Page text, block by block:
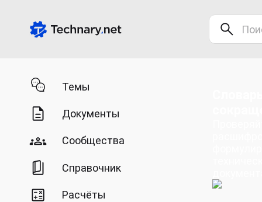
Темы
Документы
Сообщества
Справочник
Расчёты